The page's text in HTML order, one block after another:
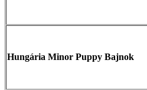
Hungária Minor Puppy Bajnok